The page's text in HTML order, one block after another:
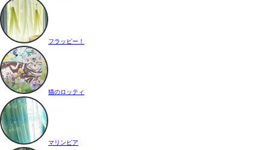
フラッピー！
猫のロッティ
マリンピア